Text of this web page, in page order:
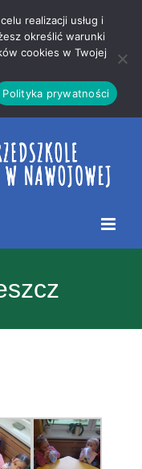
realizacji usług i
określić warunki
cookies w Twojej
Polityka prywatności